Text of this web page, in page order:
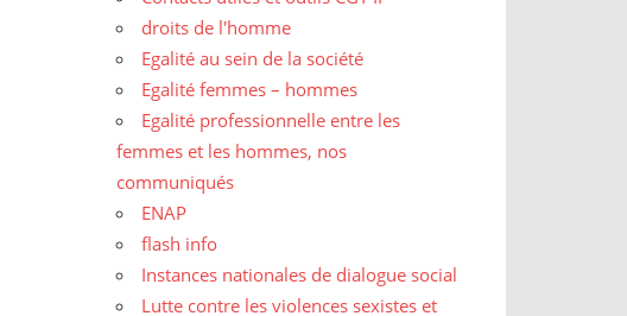
droits de l'homme
Egalité au sein de la société
Egalité femmes – hommes
Egalité professionnelle entre les
femmes et les hommes, nos
communiqués
ENAP
flash info
Instances nationales de dialogue social
Lutte contre les violences sexistes et